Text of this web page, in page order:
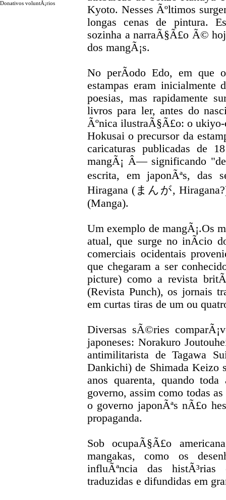
Donativos voluntÃ¡rios
Kyoto. Nesses Ãºltimos
longas cenas de pintura.
sozinha a narraÃ§Ã£o Ã©
dos mangÃ¡s.
No perÃ­odo Edo, em que
estampas eram
poesias, mas rapidamente
livros para ler, antes do
Ãºnica ilustraÃ§Ã£o: o
Hokusai o precursor da
caricaturas publicadas de
mangÃ¡ Â— significando
escrita, em japonÃªs,
Hiragana (まんが,
(Manga).
Um exemplo de mangÃ¡.Os
atual, que surge no inÃ­cio
comerciais ocidentais
que chegaram a ser
picture) como a revista
(Revista Punch), os jornais
em curtas tiras de um ou
Diversas sÃ©ries
japoneses: Norakuro
antimilitarista de Tagawa
Dankichi) de Shimada Keizo
anos quarenta, quando
governo, assim como todas
o governo japonÃªs nÃ£o
propaganda.
Sob ocupaÃ§Ã£o
mangakas, como os
influÃªncia das
traduzidas e difundidas em